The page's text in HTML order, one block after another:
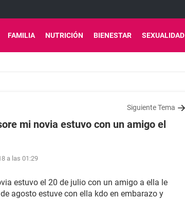
FAMILIA NUTRICIÓN BIENESTAR SEXUALIDAD
Siguiente Tema
mi novia estuvo con un amigo el
a las 01:29
estuvo el 20 de julio con un amigo a ella le
agosto estuve con ella kdo en embarazo y